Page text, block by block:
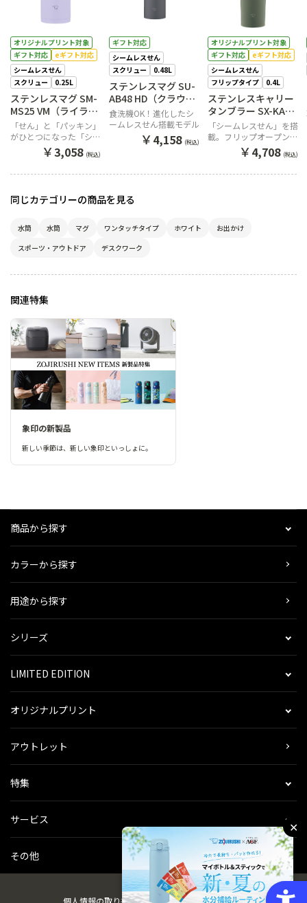
オリジナルプリント対象
ギフト対応
eギフト対応
シームレスせん
スクリュー
0.25L
ステンレスマグ SM-
MS25 VM（ライラッ
クパープル）
「せん」と「パッキン」
がひとつになった「シー
ムレスせん」を搭載。小
さなバッグにちょうどい
￥3,058 (税込)
ギフト対応
シームレスせん
スクリュー
0.48L
ステンレスマグ SU-
AB48 HD（クラウド
グレー）
食洗機OK！進化したシ
ームレスせん搭載モデル
￥4,158 (税込)
オリジナルプリント対象
ギフト対応
eギフト対応
シームレスせん
フリップタイプ
0.4L
ステンレスキャリー
タンブラー SX-KA40
HM（フォレストグ
レー）
「シームレスせん」を搭
載。フリップオープンタ
イプのステンレスキャリ
ータンブラー
￥4,708 (税込)
同じカテゴリーの商品を見る
水筒 水筒 マグ ワンタッチタイプ ホワイト
お出かけ
スポーツ・アウトドア
デスクワーク
関連特集
象印の新製品
新しい季節は、新しい象印といっしょに。
商品から探す
カラーから探す
用途から探す
シリーズ
LIMITED EDITION
オリジナルプリント
アウトレット
特集
サービス
その他
個人情報の取り扱い会社概要ご利用規約会員規約
✕